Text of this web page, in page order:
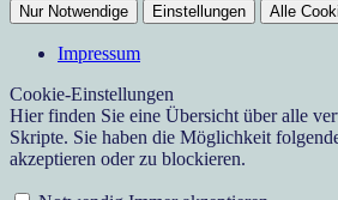
Nur Notwendige Einstellungen Alle
Impressum
Cookie-Einstellungen
Hier finden Sie eine Übersicht über alle
Skripte. Sie haben die Möglichkeit
akzeptieren oder zu blockieren.